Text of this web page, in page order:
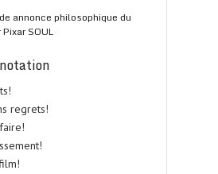
annonce philosophique du
SOUL
regrets!